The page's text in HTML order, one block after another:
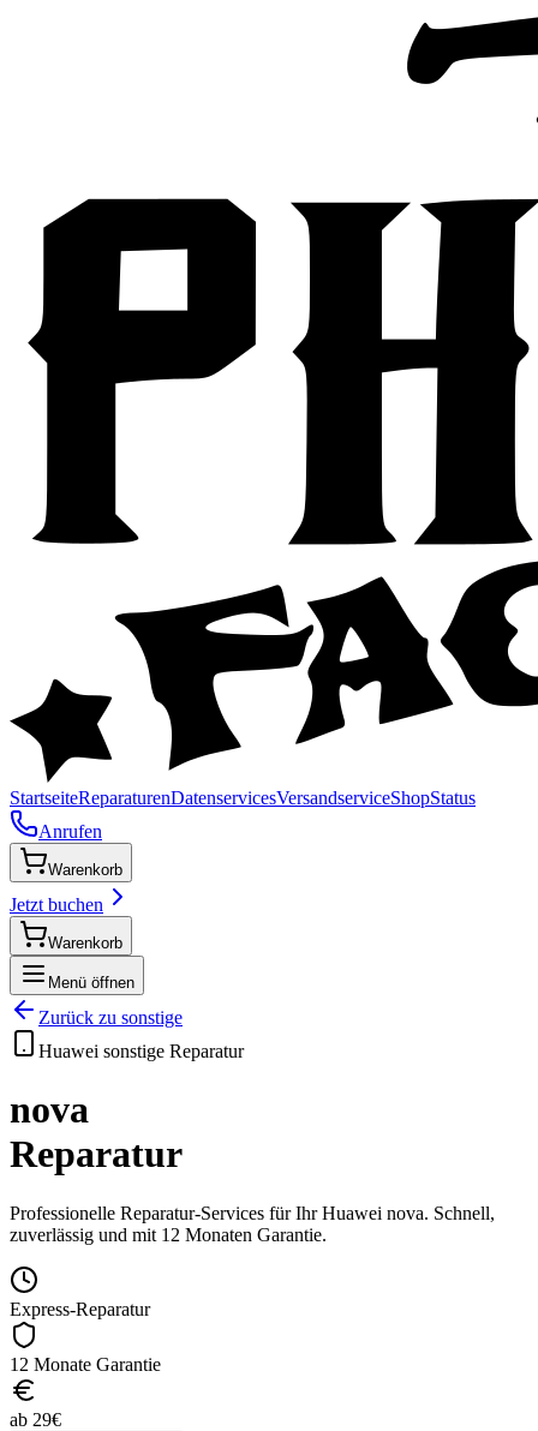
StartseiteReparaturenDatenservicesVersandserviceShopStatus
Anrufen
Warenkorb
Jetzt buchen
Warenkorb
Menü öffnen
Zurück zu sonstige
Huawei sonstige Reparatur
nova
Reparatur
Professionelle Reparatur-Services für IhrHuawei nova. Schnell,
zuverlässig und mit 12 Monaten Garantie.
Express-Reparatur
12 Monate Garantie
ab 29€